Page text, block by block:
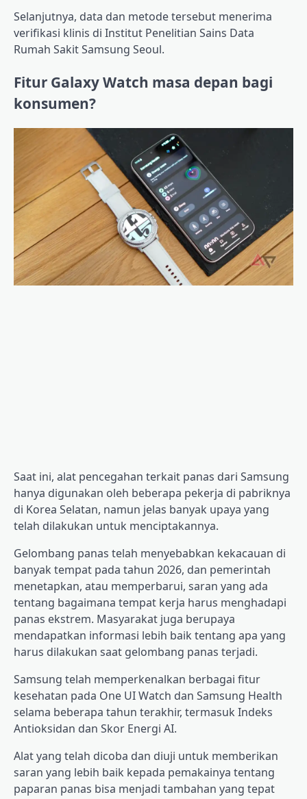
Selanjutnya, data dan metode tersebut menerima
verifikasi klinis di Institut Penelitian Sains Data
Rumah Sakit Samsung Seoul.
Fitur Galaxy Watch masa depan bagi
konsumen?
Saat ini, alat pencegahan terkait panas dari Samsung
hanya digunakan oleh beberapa pekerja di pabriknya
di Korea Selatan, namun jelas banyak upaya yang
telah dilakukan untuk menciptakannya.
Gelombang panas telah menyebabkan kekacauan di
banyak tempat pada tahun 2026, dan pemerintah
menetapkan, atau memperbarui, saran yang ada
tentang bagaimana tempat kerja harus menghadapi
panas ekstrem. Masyarakat juga berupaya
mendapatkan informasi lebih baik tentang apa yang
harus dilakukan saat gelombang panas terjadi.
Samsung telah memperkenalkan berbagai fitur
kesehatan pada One UI Watch dan Samsung Health
selama beberapa tahun terakhir, termasuk Indeks
Antioksidan dan Skor Energi AI.
Alat yang telah dicoba dan diuji untuk memberikan
saran yang lebih baik kepada pemakainya tentang
paparan panas bisa menjadi tambahan yang tepat